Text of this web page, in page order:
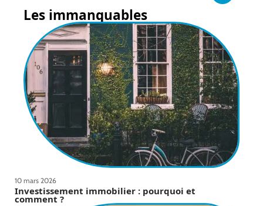
Les immanquables
10 mars 2026
Investissement immobilier : pourquoi et
comment ?